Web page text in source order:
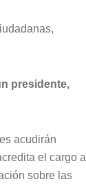
presidente,
acudirán
el cargo al
sobre las